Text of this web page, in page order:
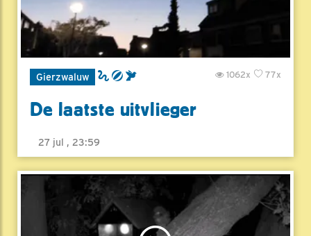
Gierzwaluw 77x
1062x
De laatste uitvlieger
27 jul , 23:59